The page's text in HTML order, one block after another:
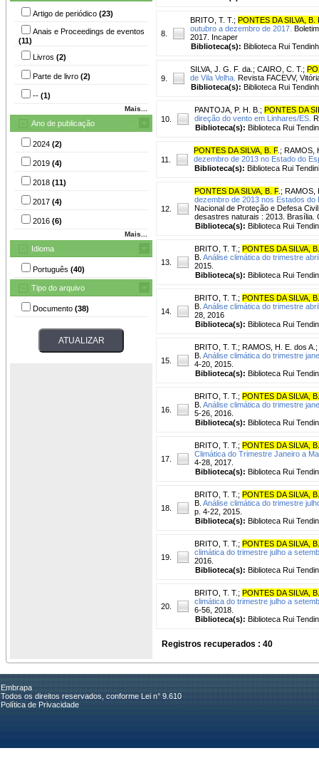
Artigo de periódico (23)
Anais e Proceedings de eventos
(11)
Livros (2)
Parte de livro (2)
-- (1)
Mais...
Ano de publicação
2024 (2)
2019 (4)
2018 (11)
2017 (4)
2016 (6)
Mais...
Idioma
Português (40)
Tipo do arquivo
Documento (38)
8.
BRITO, T. T. ; PONTES DA SILVA, B.
outubro a dezembro de 2017.
2017. Incaper
Biblioteca(s): Biblioteca Rui
9.
SILVA, J. G. F. da. ; CAIRO, C. T. ;
de Vila Velha. Revista FACEVV,
Biblioteca(s): Biblioteca Rui
10.
PANTOJA, P. H. B. ; PONTES DA
direção do vento em Linhares/ES.
Biblioteca(s): Biblioteca Rui
11.
PONTES DA SILVA, B. F. ; RAMOS,
dezembro de 2013 no Estado do
Biblioteca(s): Biblioteca Rui
12.
PONTES DA SILVA, B. F. ; RAMOS,
dezembro de 2013 nos Estados
Nacional de Proteção e Defesa
desastres naturais : 2013. Brasília.
Biblioteca(s): Biblioteca Rui
13.
BRITO, T. T. ; PONTES DA SILVA,
B. Análise climática do trimestre
2015.
Biblioteca(s): Biblioteca Rui
14.
BRITO, T. T. ; PONTES DA SILVA,
B. Análise climática do trimestre
28, 2016
Biblioteca(s): Biblioteca Rui
15.
BRITO, T. T. ; RAMOS, H. E. dos A. ;
B. Análise climática do trimestre
4-20, 2015.
Biblioteca(s): Biblioteca Rui
16.
BRITO, T. T. ; PONTES DA SILVA,
B. Análise climática do trimestre
5-26, 2016.
Biblioteca(s): Biblioteca Rui
17.
BRITO, T. T. ; PONTES DA SILVA,
Climática do Trimestre Janeiro a
4-28, 2017.
Biblioteca(s): Biblioteca Rui
18.
BRITO, T. T. ; PONTES DA SILVA,
B. Análise climática do trimestre
p. 4-22, 2015.
Biblioteca(s): Biblioteca Rui
19.
BRITO, T. T. ; PONTES DA SILVA,
climática do trimestre julho a
2016.
Biblioteca(s): Biblioteca Rui
20.
BRITO, T. T. ; PONTES DA SILVA,
climática do trimestre julho a
6-56, 2018.
Biblioteca(s): Biblioteca Rui
Registros recuperados : 40
Embrapa
Todos os direitos reservados, conforme Lei n° 9.610
Política de Privacidade